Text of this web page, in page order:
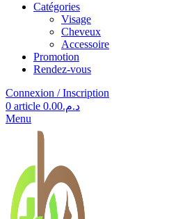
Catégories
Visage
Cheveux
Accessoire
Promotion
Rendez-vous
Connexion / Inscription
0 article د.م.0.00
Menu